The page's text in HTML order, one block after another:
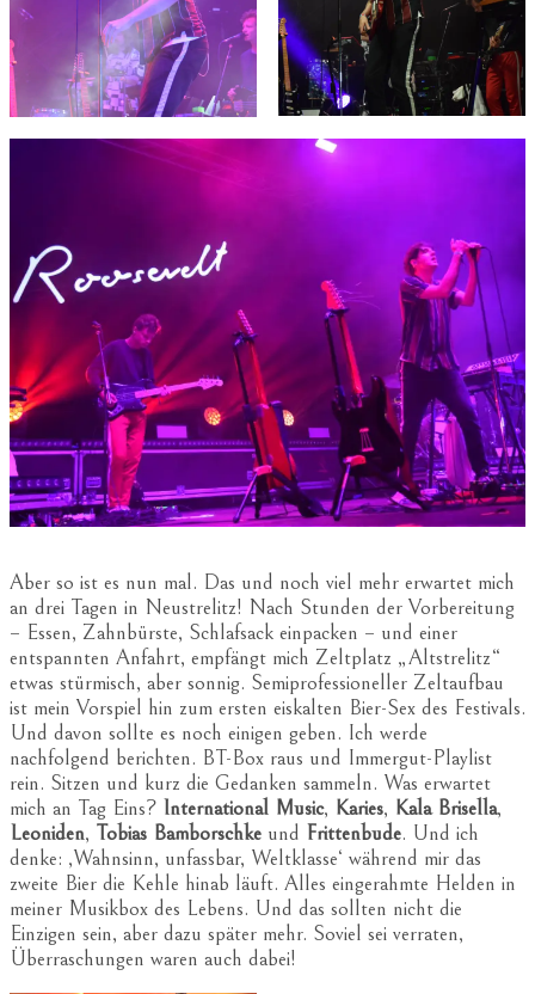
Aber so ist es nun mal. Das und noch viel mehr erwartet mich
an drei Tagen in Neustrelitz! Nach Stunden der Vorbereitung
– Essen, Zahnbürste, Schlafsack einpacken – und einer
entspannten Anfahrt, empfängt mich Zeltplatz „Altstrelitz“
etwas stürmisch, aber sonnig. Semiprofessioneller Zeltaufbau
ist mein Vorspiel hin zum ersten eiskalten Bier-Sex des Festivals.
Und davon sollte es noch einigen geben. Ich werde
nachfolgend berichten. BT-Box raus und Immergut-Playlist
rein. Sitzen und kurz die Gedanken sammeln. Was erwartet
mich an Tag Eins? International Music, Karies, Kala Brisella,
Leoniden, Tobias Bamborschke und Frittenbude. Und ich
denke: ‚Wahnsinn, unfassbar, Weltklasse‘ während mir das
zweite Bier die Kehle hinab läuft. Alles eingerahmte Helden in
meiner Musikbox des Lebens. Und das sollten nicht die
Einzigen sein, aber dazu später mehr. Soviel sei verraten,
Überraschungen waren auch dabei!